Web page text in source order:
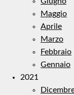
Maggio
Aprile
Marzo
Febbraio
Gennaio
2021